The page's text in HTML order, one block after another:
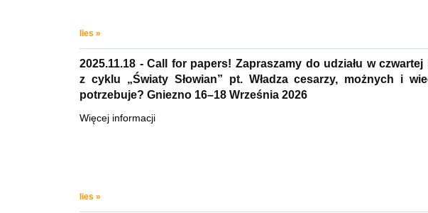
lies »
2025.11.18 - Call for papers! Zapraszamy do udziału w
z cyklu „Światy Słowian” pt. Władza cesarzy, możnych i
potrzebuje? Gniezno 16–18 Września 2026
Więcej informacji
lies »